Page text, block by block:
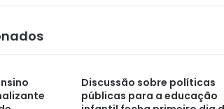
Discussão sobre políticas
públicas para a educação